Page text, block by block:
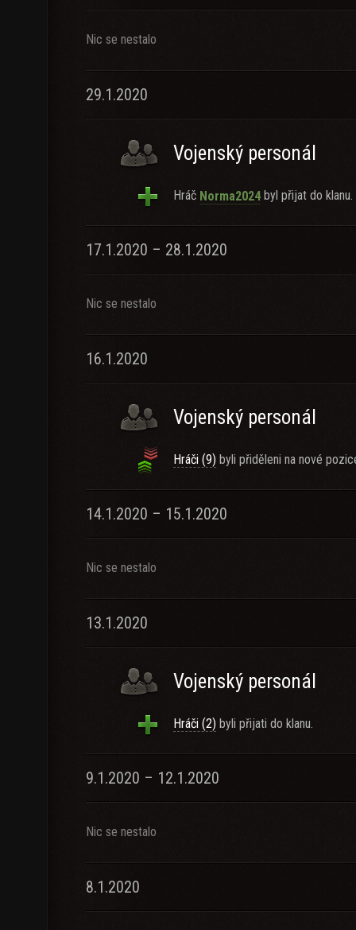
Nic se nestalo
29.1.2020
Vojenský personál
Hráč Norma2024 byl přijat do klanu.
17.1.2020 – 28.1.2020
Nic se nestalo
16.1.2020
Vojenský personál
Hráči (9) byli přiděleni na nové
14.1.2020 – 15.1.2020
Nic se nestalo
13.1.2020
Vojenský personál
Hráči (2) byli přijati do klanu.
9.1.2020 – 12.1.2020
Nic se nestalo
8.1.2020